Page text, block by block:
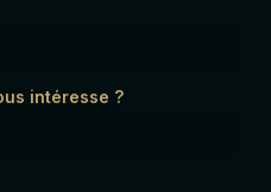
intéresse ?